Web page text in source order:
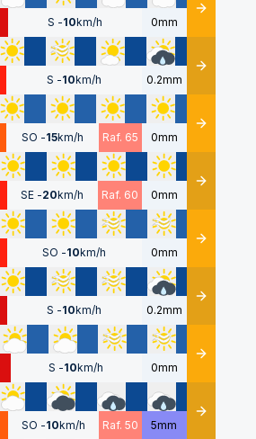
S -10km/h 0mm Détails
S -10km/h 0.2mm Détails
SO -15km/h Raf. 65 0mm Détails
SE -20km/h Raf. 60 0mm Détails
SO -10km/h 0mm Détails
S -10km/h 0.2mm Détails
S -10km/h 0mm Détails
SO -10km/h Raf. 50 5mm Détails